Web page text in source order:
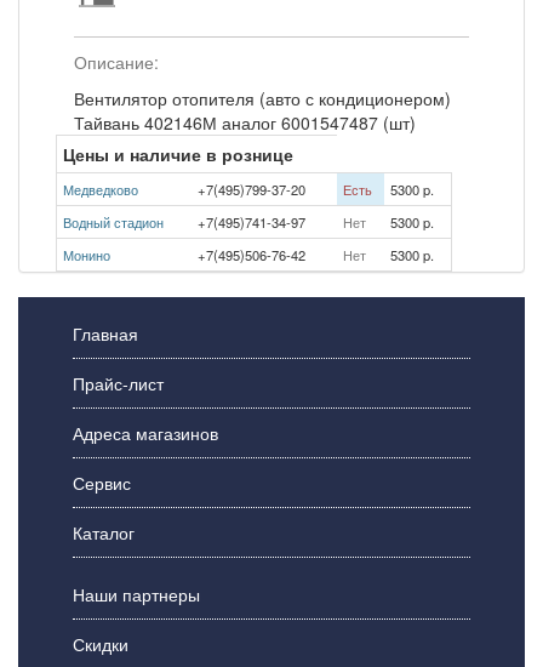
Описание:
Вентилятор отопителя (авто с кондиционером)
Тайвань 402146М аналог 6001547487 (шт)
Цены и наличие в рознице
Медведково +7(495)799-37-20 Есть
5300 p.
Водный стадион
+7(495)741-34-97 Нет
5300 p.
Монино
+7(495)506-76-42 Нет 5300 p.
Главная
Прайс-лист
Адреса магазинов
Сервис
Каталог
Наши партнеры
Скидки